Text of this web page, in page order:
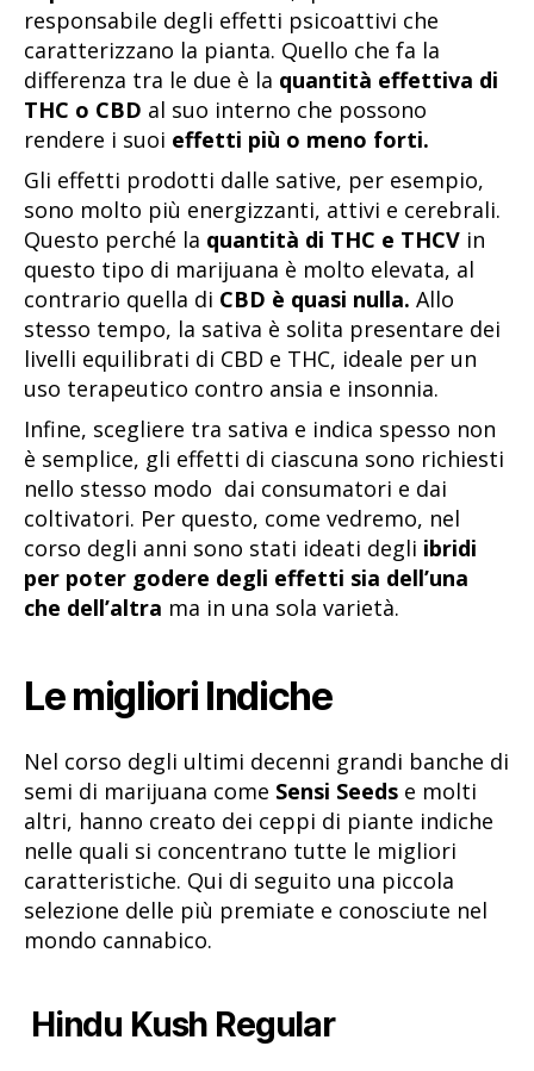
responsabile degli effetti psicoattivi che
caratterizzano la pianta. Quello che fa la
differenza tra le due è la quantità effettiva di
THC o CBD al suo interno che possono
rendere i suoi effetti più o meno forti.
Gli effetti prodotti dalle sative, per esempio,
sono molto più energizzanti, attivi e cerebrali.
Questo perché la quantità di THC e THCV in
questo tipo di marijuana è molto elevata, al
contrario quella di CBD è quasi nulla. Allo
stesso tempo, la sativa è solita presentare dei
livelli equilibrati di CBD e THC, ideale per un
uso terapeutico contro ansia e insonnia.
Infine, scegliere tra sativa e indica spesso non
è semplice, gli effetti di ciascuna sono richiesti
nello stesso modo dai consumatori e dai
coltivatori. Per questo, come vedremo, nel
corso degli anni sono stati ideati degli ibridi
per poter godere degli effetti sia dell’una
che dell’altra ma in una sola varietà.
Le migliori Indiche
Nel corso degli ultimi decenni grandi banche di
semi di marijuana come Sensi Seeds e molti
altri, hanno creato dei ceppi di piante indiche
nelle quali si concentrano tutte le migliori
caratteristiche. Qui di seguito una piccola
selezione delle più premiate e conosciute nel
mondo cannabico.
Hindu Kush Regular